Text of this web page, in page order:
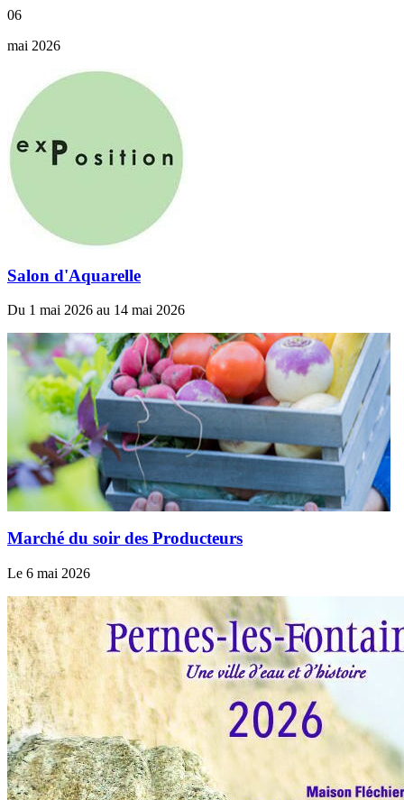
06
mai 2026
Salon d'Aquarelle
Du 1 mai 2026 au 14 mai 2026
Marché du soir des Producteurs
Le 6 mai 2026